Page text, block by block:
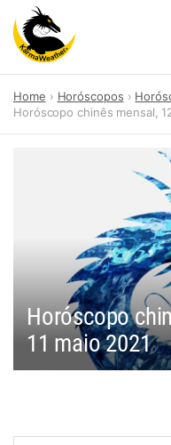
content
Home Horóscopos
Horóscopo chinês mensal,
Horóscopo
11 maio 2021